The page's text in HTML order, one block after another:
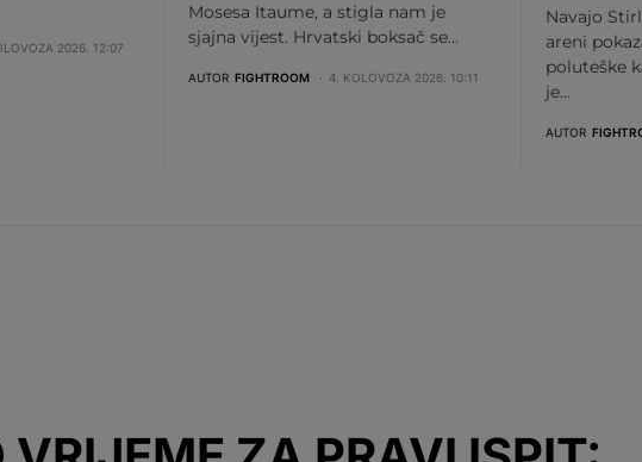
2026. 12:07
Mosesa Itaume, a stigla nam je
sjajna vijest. Hrvatski boksač se…
AUTOR FIGHTROOM 4. KOLOVOZA 2026. 10:11
Navajo
areni
poluteške
je…
AUTOR